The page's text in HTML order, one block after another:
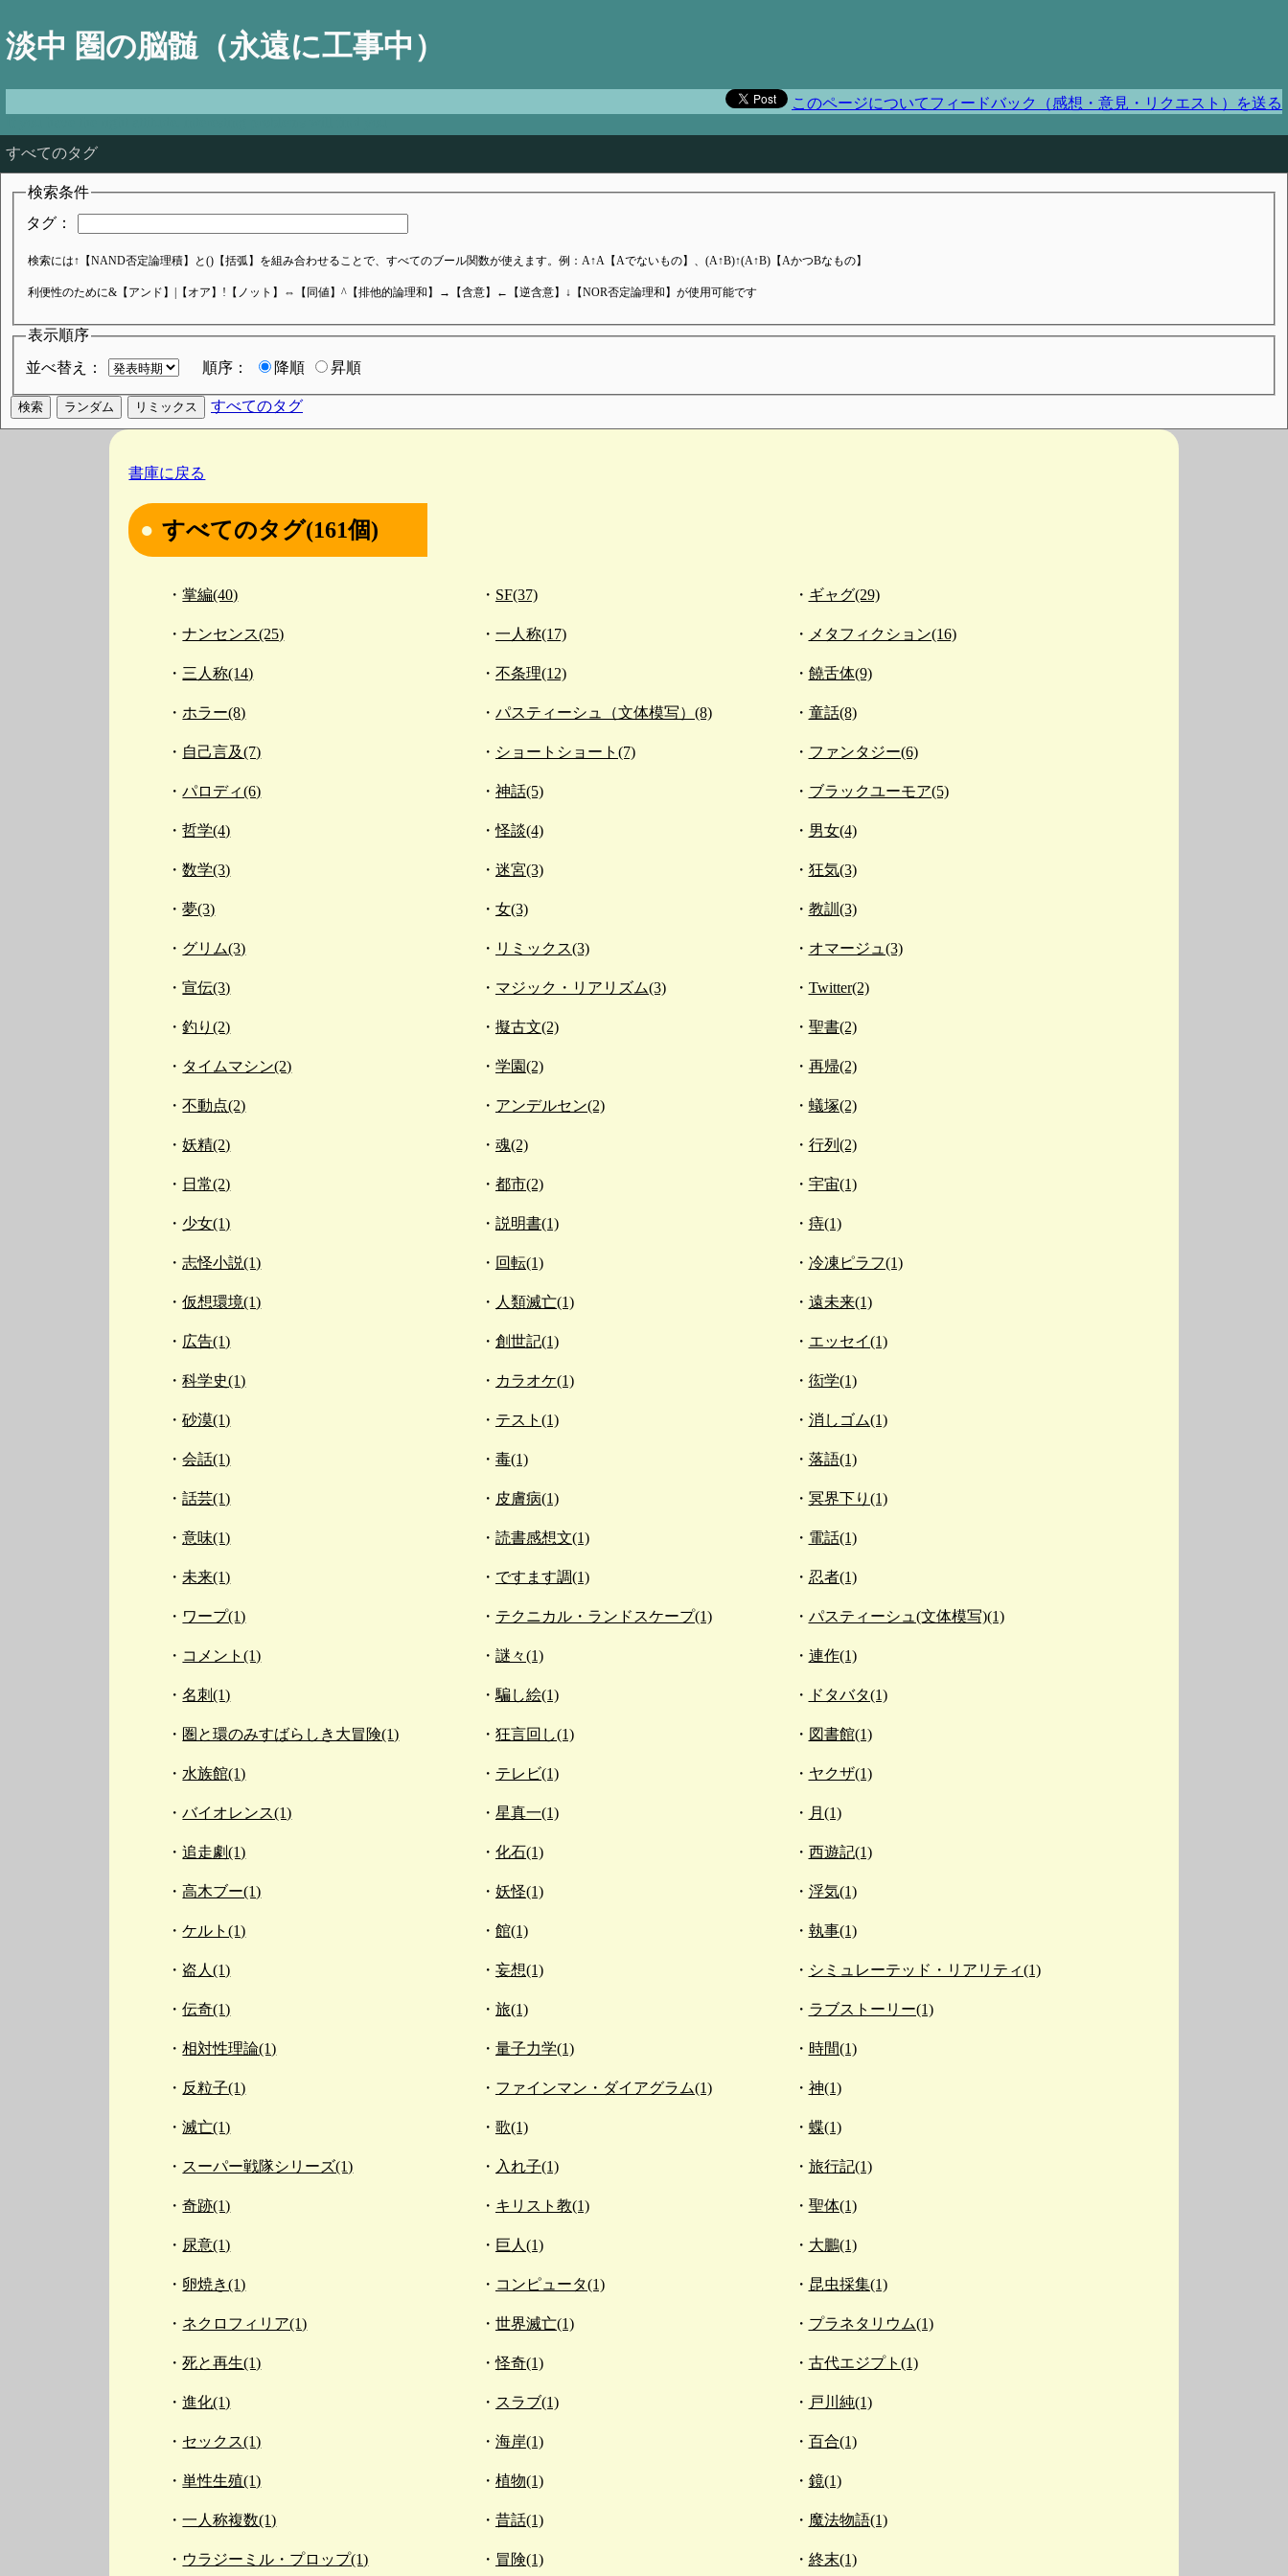
淡中 圏の脳髄（永遠に工事中）
このページについてフィードバック（感想・意見・リクエスト）を送る
すべてのタグ
検索条件
タグ：
検索には↑【NAND否定論理積】と()【括弧】を組み合わせることで、すべてのブール関数が使えます。例：A↑A【Aでないもの】、(A↑B)↑(A↑B)【AかつBなもの】
利便性のために&【アンド】|【オア】!【ノット】⇔【同値】^【排他的論理和】→【含意】←【逆含意】↓【NOR否定論理和】が使用可能です
表示順序
並べ替え：
順序： 降順 昇順
すべてのタグ
書庫に戻る
すべてのタグ(161個)
掌編(40) SF(37) ギャグ(29)
ナンセンス(25) 一人称(17) メタフィクション(16)
三人称(14) 不条理(12) 饒舌体(9)
ホラー(8) パスティーシュ（文体模写）(8) 童話(8)
自己言及(7) ショートショート(7) ファンタジー(6)
パロディ(6) 神話(5) ブラックユーモア(5)
哲学(4) 怪談(4) 男女(4)
数学(3) 迷宮(3) 狂気(3)
夢(3) 女(3) 教訓(3)
グリム(3) リミックス(3) オマージュ(3)
宣伝(3) マジック・リアリズム(3) Twitter(2)
釣り(2) 擬古文(2) 聖書(2)
タイムマシン(2) 学園(2) 再帰(2)
不動点(2) アンデルセン(2) 蟻塚(2)
妖精(2) 魂(2) 行列(2)
日常(2) 都市(2) 宇宙(1)
少女(1) 説明書(1) 痔(1)
志怪小説(1) 回転(1) 冷凍ピラフ(1)
仮想環境(1) 人類滅亡(1) 遠未来(1)
広告(1) 創世記(1) エッセイ(1)
科学史(1) カラオケ(1) 衒学(1)
砂漠(1) テスト(1) 消しゴム(1)
会話(1) 毒(1) 落語(1)
話芸(1) 皮膚病(1) 冥界下り(1)
意味(1) 読書感想文(1) 電話(1)
未来(1) ですます調(1) 忍者(1)
ワープ(1) テクニカル・ランドスケープ(1) パスティーシュ(文体模写)(1)
コメント(1) 謎々(1) 連作(1)
名刺(1) 騙し絵(1) ドタバタ(1)
圏と環のみすばらしき大冒険(1) 狂言回し(1) 図書館(1)
水族館(1) テレビ(1) ヤクザ(1)
バイオレンス(1) 星真一(1) 月(1)
追走劇(1) 化石(1) 西遊記(1)
高木ブー(1) 妖怪(1) 浮気(1)
ケルト(1) 館(1) 執事(1)
盗人(1) 妄想(1) シミュレーテッド・リアリティ(1)
伝奇(1) 旅(1) ラブストーリー(1)
相対性理論(1) 量子力学(1) 時間(1)
反粒子(1) ファインマン・ダイアグラム(1) 神(1)
滅亡(1) 歌(1) 蝶(1)
スーパー戦隊シリーズ(1) 入れ子(1) 旅行記(1)
奇跡(1) キリスト教(1) 聖体(1)
尿意(1) 巨人(1) 大鵬(1)
卵焼き(1) コンピュータ(1) 昆虫採集(1)
ネクロフィリア(1) 世界滅亡(1) プラネタリウム(1)
死と再生(1) 怪奇(1) 古代エジプト(1)
進化(1) スラブ(1) 戸川純(1)
セックス(1) 海岸(1) 百合(1)
単性生殖(1) 植物(1) 鏡(1)
一人称複数(1) 昔話(1) 魔法物語(1)
ウラジーミル・プロップ(1) 冒険(1) 終末(1)